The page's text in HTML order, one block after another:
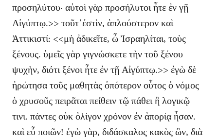
προσηλύτου· αὐτοὶ γὰρ προσήλυτοι ἦτε ἐν γῇ
Αἰγύπτῳ.>> τοῦτ᾽ἐστὶν, ἁπλούστερον καὶ
Ἀττικιστί: <<μὴ ἀδικεῖτε, ὦ Ἰσραηλίται, τοὺς
ξένους. ὑμεῖς γὰρ γιγνώσκετε τὴν τοῦ ξένου
ψυχὴν, διότι ξένοι ἦτε ἐν τῇ Αἰγύπτῳ.>> ἐγὼ δὲ
ἠρώτησα τοῦς μαθητὰς ὁπότερον οὗτος ὁ νόμος
ὁ χρυσοῦς πειρᾶται πείθειν τῷ πάθει ἢ λογικῷ
τινι. πάντες οὐκ ὀλίγον χρόνον ἐν ἀπορίᾳ ἦσαν.
καὶ εὖ ποιῶν! ἐγὼ γὰρ, διδάσκαλος κακὸς ὢν, διὰ